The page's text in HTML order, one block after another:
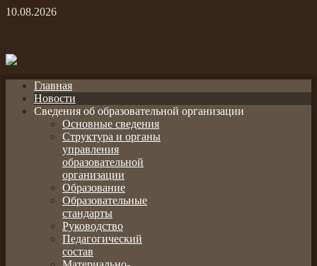
10.08.2026
Главная
Новости
Сведения об образовательной организации
Основные сведения
Структура и органы
управления
образовательной
организации
Образование
Образовательные
стандарты
Руководство
Педагогический
состав